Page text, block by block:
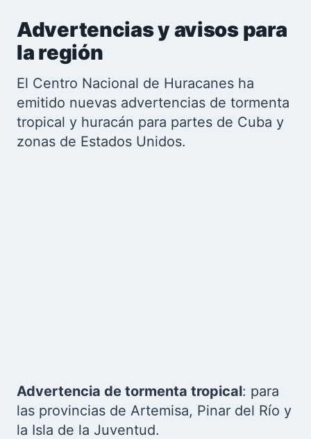
Advertencias y avisos para
la región
El Centro Nacional de Huracanes ha
emitido nuevas advertencias de tormenta
tropical y huracán para partes de Cuba y
zonas de Estados Unidos.
Advertencia de tormenta tropical: para
las provincias de Artemisa, Pinar del Río y
la Isla de la Juventud.